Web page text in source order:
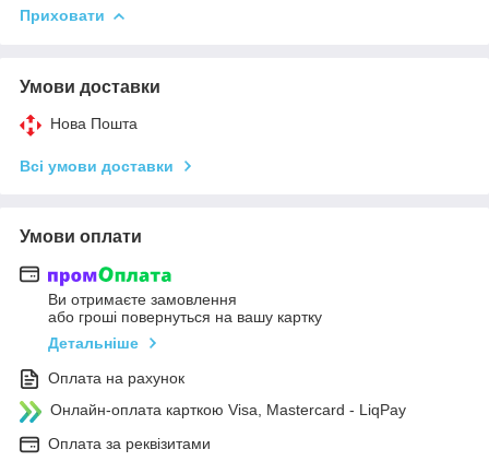
Приховати
Умови доставки
Нова Пошта
Всі умови доставки
Умови оплати
Ви отримаєте замовлення
або гроші повернуться на вашу картку
Детальніше
Оплата на рахунок
Онлайн-оплата карткою Visa, Mastercard - LiqPay
Оплата за реквізитами